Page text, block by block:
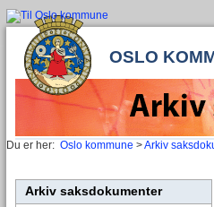
OSLO
Du er her: Oslo kommune >Arkiv
Arkiv saksdokumenter